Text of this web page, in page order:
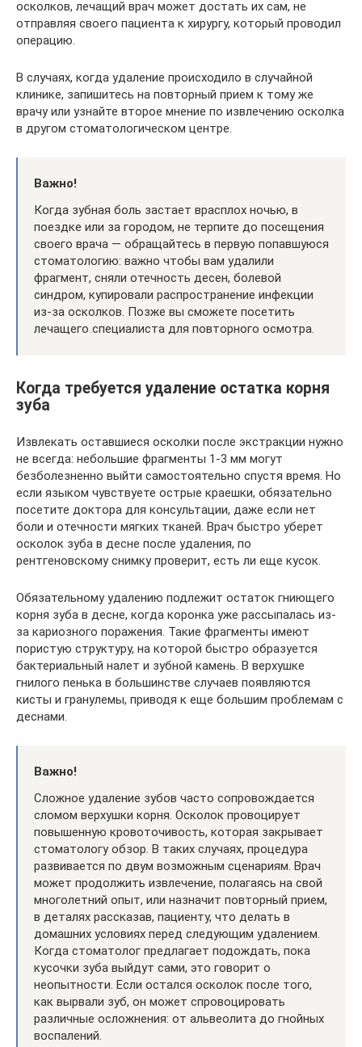
осколков, лечащий врач может достать их сам, не
отправляя своего пациента к хирургу, который проводил
операцию.
В случаях, когда удаление происходило в случайной
клинике, запишитесь на повторный прием к тому же
врачу или узнайте второе мнение по извлечению осколка
в другом стоматологическом центре.
Важно!
Когда зубная боль застает врасплох ночью, в
поездке или за городом, не терпите до посещения
своего врача — обращайтесь в первую попавшуюся
стоматологию: важно чтобы вам удалили
фрагмент, сняли отечность десен, болевой
синдром, купировали распространение инфекции
из-за осколков. Позже вы сможете посетить
лечащего специалиста для повторного осмотра.
Когда требуется удаление остатка корня
зуба
Извлекать оставшиеся осколки после экстракции нужно
не всегда: небольшие фрагменты 1-3 мм могут
безболезненно выйти самостоятельно спустя время. Но
если языком чувствуете острые краешки, обязательно
посетите доктора для консультации, даже если нет
боли и отечности мягких тканей. Врач быстро уберет
осколок зуба в десне после удаления, по
рентгеновскому снимку проверит, есть ли еще кусок.
Обязательному удалению подлежит остаток гниющего
корня зуба в десне, когда коронка уже рассыпалась из-
за кариозного поражения. Такие фрагменты имеют
пористую структуру, на которой быстро образуется
бактериальный налет и зубной камень. В верхушке
гнилого пенька в большинстве случаев появляются
кисты и гранулемы, приводя к еще большим проблемам с
деснами.
Важно!
Сложное удаление зубов часто сопровождается
сломом верхушки корня. Осколок провоцирует
повышенную кровоточивость, которая закрывает
стоматологу обзор. В таких случаях, процедура
развивается по двум возможным сценариям. Врач
может продолжить извлечение, полагаясь на свой
многолетний опыт, или назначит повторный прием,
в деталях рассказав, пациенту, что делать в
домашних условиях перед следующим удалением.
Когда стоматолог предлагает подождать, пока
кусочки зуба выйдут сами, это говорит о
неопытности. Если остался осколок после того,
как вырвали зуб, он может спровоцировать
различные осложнения: от альвеолита до гнойных
воспалений.